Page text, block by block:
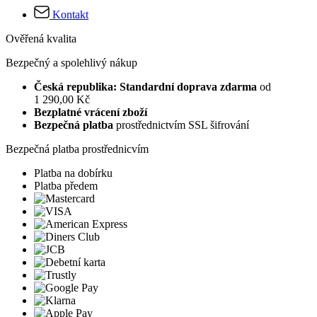
Kontakt
Ověřená kvalita
Bezpečný a spolehlivý nákup
Česká republika: Standardní doprava zdarma od
1 290,00 Kč
Bezplatné vrácení zboží
Bezpečná platba prostřednictvím SSL šifrování
Bezpečná platba prostřednicvím
Platba na dobírku
Platba předem